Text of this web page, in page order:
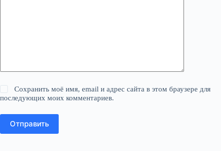
Сохранить моё имя, email и адрес сайта в этом браузере для
последующих моих комментариев.
Отправить